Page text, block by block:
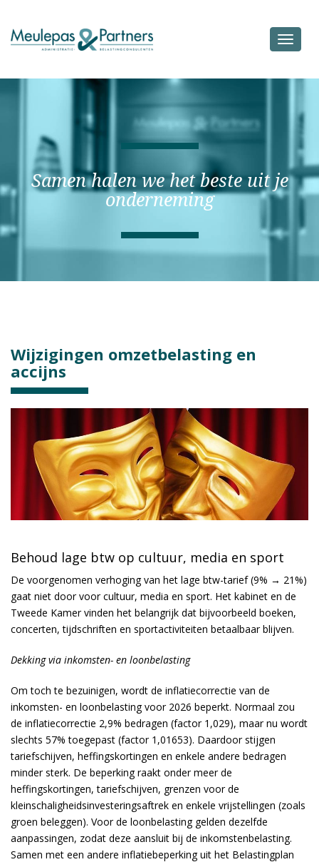
Toggle
Samen halen we het beste uit je
onderneming
Wijzigingen omzetbelasting en
accijns
Behoud lage btw op cultuur, media en sport
De voorgenomen verhoging van het lage btw-tarief (9% → 21%)
gaat niet door voor cultuur, media en sport. Het kabinet en de
Tweede Kamer vinden het belangrijk dat bijvoorbeeld boeken,
concerten, tijdschriften en sportactiviteiten betaalbaar blijven.
Dekking via inkomsten- en loonbelasting
Om toch te bezuinigen, wordt de inflatiecorrectie van de
inkomsten- en loonbelasting voor 2026 beperkt. Normaal zou
de inflatiecorrectie 2,9% bedragen (factor 1,029), maar nu wordt
slechts 57% toegepast (factor 1,01653). Daardoor stijgen
tariefschijven, heffingskortingen en enkele andere bedragen
minder sterk. De beperking raakt onder meer de
heffingskortingen, tariefschijven, grenzen voor de
kleinschaligheidsinvesteringsaftrek en enkele vrijstellingen (zoals
groen beleggen). Voor de loonbelasting gelden dezelfde
aanpassingen, zodat deze aansluit bij de inkomstenbelasting.
Samen met een andere inflatiebeperking uit het Belastingplan